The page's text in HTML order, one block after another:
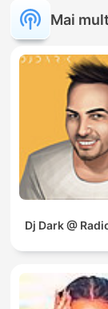
Mai
Dj Dark @